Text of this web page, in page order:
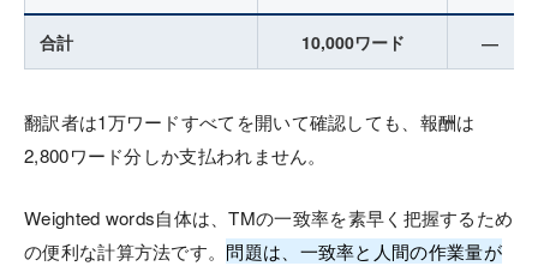
合計 10,000ワード ―
翻訳者は1万ワードすべてを開いて確認しても、報酬は
2,800ワード分しか支払われません。
Weighted words自体は、TMの一致率を素早く把握するため
の便利な計算方法です。 問題は、一致率と人間の作業量が